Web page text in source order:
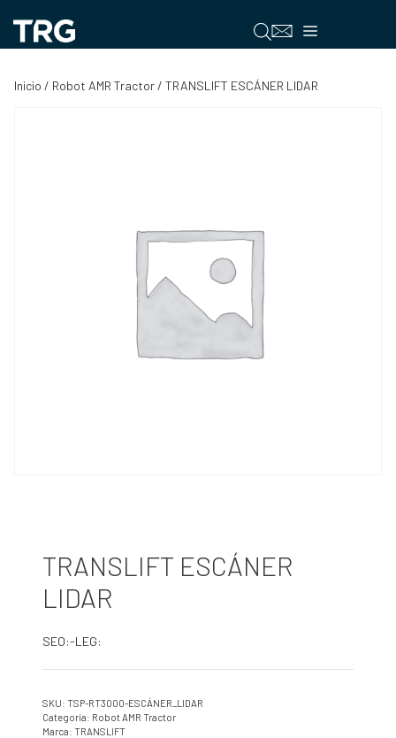
contenido
Menú
Inicio / Robot AMR Tractor / TRANSLIFT ESCÁNER LIDAR
TRANSLIFT ESCÁNER
LIDAR
SEO:-LEG:
SKU: TSP-RT3000-ESCÁNER_LIDAR
Categoría: Robot AMR Tractor
Marca: TRANSLIFT